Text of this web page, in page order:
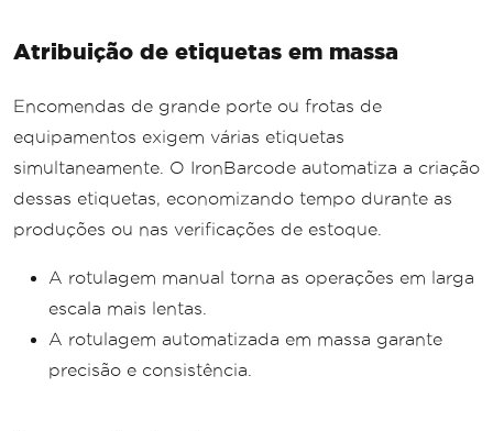
Atribuição de etiquetas em massa
Encomendas de grande porte ou frotas de
equipamentos exigem várias etiquetas
simultaneamente. O IronBarcode automatiza a criação
dessas etiquetas, economizando tempo durante as
produções ou nas verificações de estoque.
A rotulagem manual torna as operações em larga
escala mais lentas.
A rotulagem automatizada em massa garante
precisão e consistência.